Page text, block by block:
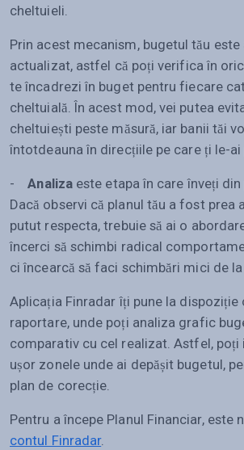
cheltuieli.
Prin acest mecanism, bugetul tău
actualizat, astfel că poți verifica în
te încadrezi în buget pentru fiecare
cheltuială. În acest mod, vei putea
cheltuiești peste măsură, iar banii tăi
întotdeauna în direcțiile pe care ți le-ai
-Analiza este etapa în care înveți din
Dacă observi că planul tău a fost prea
putut respecta, trebuie să ai o
încerci să schimbi radical
ci încearcă să faci schimbări mici de la
Aplicația Finradar îți pune la dispoziție
raportare, unde poți analiza grafic
comparativ cu cel realizat. Astfel,
ușor zonele unde ai depășit bugetul,
plan de corecție.
Pentru a începe Planul Financiar, este
contul Finradar.